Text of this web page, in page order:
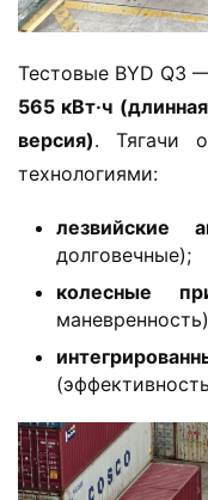
р
а
ц
и
о
к
е
Тестовые BYD Q3
​565 кВт·ч
версия)​​. Тягачи
технологиями:
​лезвийские
долговечные);
​колесные